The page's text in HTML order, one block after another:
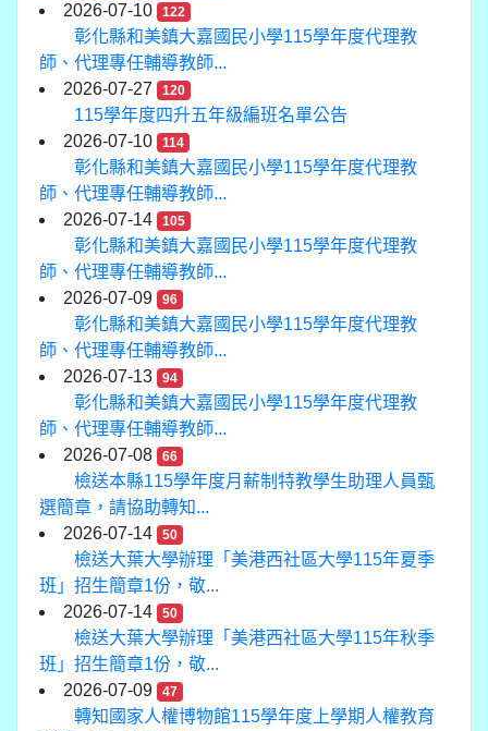
2026-07-10
122
彰化縣和美鎮大嘉國民小學115學年度代理教
師、代理專任輔導教師...
2026-07-27
120
115學年度四升五年級編班名單公告
2026-07-10
114
彰化縣和美鎮大嘉國民小學115學年度代理教
師、代理專任輔導教師...
2026-07-14
105
彰化縣和美鎮大嘉國民小學115學年度代理教
師、代理專任輔導教師...
2026-07-09
96
彰化縣和美鎮大嘉國民小學115學年度代理教
師、代理專任輔導教師...
2026-07-13
94
彰化縣和美鎮大嘉國民小學115學年度代理教
師、代理專任輔導教師...
2026-07-08
66
檢送本縣115學年度月薪制特教學生助理人員甄
選簡章，請協助轉知...
2026-07-14
50
檢送大葉大學辦理「美港西社區大學115年夏季
班」招生簡章1份，敬...
2026-07-14
50
檢送大葉大學辦理「美港西社區大學115年秋季
班」招生簡章1份，敬...
2026-07-09
47
轉知國家人權博物館115學年度上學期人權教育